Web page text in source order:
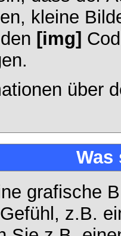
kleine
[img]
über
Was
grafische
z.B.